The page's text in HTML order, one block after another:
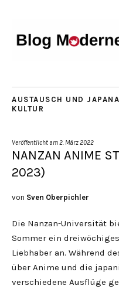
AUSTAUSCH UND
KULTUR
Veröffentlicht am2. März 2022
NANZAN ANIME
2023)
von Sven Oberpichler
Die Nanzan-Universität
Sommer ein
Liebhaber an. Während
über Anime und die
verschiedene Ausflüge